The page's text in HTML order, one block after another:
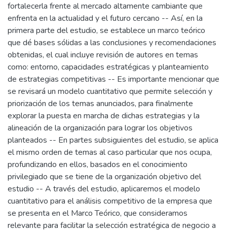
fortalecerla frente al mercado altamente cambiante que
enfrenta en la actualidad y el futuro cercano -- Así, en la
primera parte del estudio, se establece un marco teórico
que dé bases sólidas a las conclusiones y recomendaciones
obtenidas, el cual incluye revisión de autores en temas
como: entorno, capacidades estratégicas y planteamiento
de estrategias competitivas -- Es importante mencionar que
se revisará un modelo cuantitativo que permite selección y
priorización de los temas anunciados, para finalmente
explorar la puesta en marcha de dichas estrategias y la
alineación de la organización para lograr los objetivos
planteados -- En partes subsiguientes del estudio, se aplica
el mismo orden de temas al caso particular que nos ocupa,
profundizando en ellos, basados en el conocimiento
privilegiado que se tiene de la organización objetivo del
estudio -- A través del estudio, aplicaremos el modelo
cuantitativo para el análisis competitivo de la empresa que
se presenta en el Marco Teórico, que consideramos
relevante para facilitar la selección estratégica de negocio a